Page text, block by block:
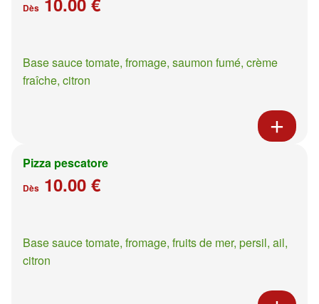
Dès
Base sauce tomate, fromage, saumon fumé, crème
fraîche, citron
Pizza pescatore
Dès 10.00 €
Base sauce tomate, fromage, fruits de mer, persil, ail,
citron